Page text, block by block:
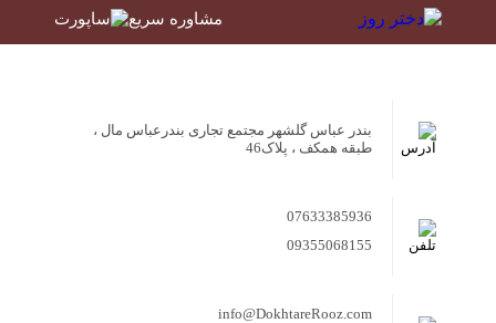
مشاوره سریع
بندر عباس گلشهر مجتمع تجاری بندرعباس مال ،
طبقه همکف ، پلاک46
07633385936
09355068155
info@DokhtareRooz.com